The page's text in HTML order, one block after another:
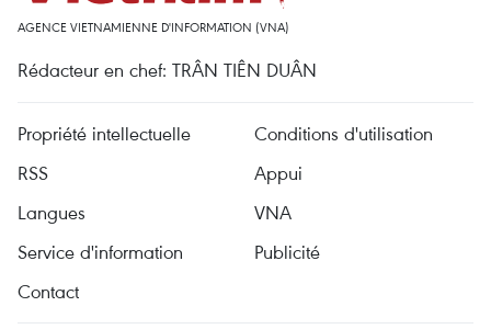
AGENCE VIETNAMIENNE D'INFORMATION (VNA)
Rédacteur en chef: TRÂN TIÊN DUÂN
Propriété intellectuelle
Conditions d'utilisation
RSS
Appui
Langues
VNA
Service d'information
Publicité
Contact